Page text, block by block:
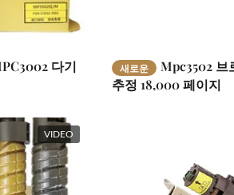
다기
새로운
Mpc3502 브
추정 18,000 페이지
VIDEO